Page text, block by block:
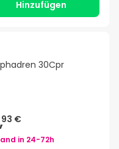
Hinzufügen
30Cpr
93 €
in 24-72h